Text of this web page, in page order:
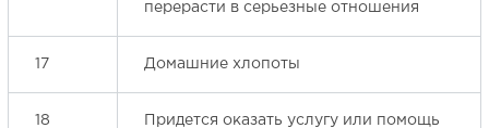
перерасти в серьезные отношения
17 Домашние хлопоты
18
Придется оказать услугу или помощь